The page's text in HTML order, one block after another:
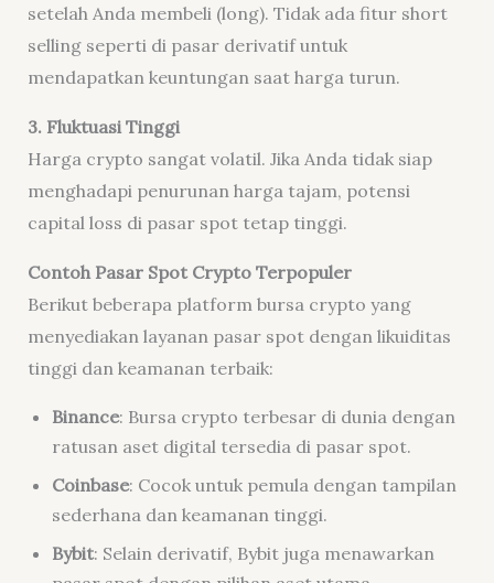
setelah Anda membeli (long). Tidak ada fitur short
selling seperti di pasar derivatif untuk
mendapatkan keuntungan saat harga turun.
3. Fluktuasi Tinggi
Harga crypto sangat volatil. Jika Anda tidak siap
menghadapi penurunan harga tajam, potensi
capital loss di pasar spot tetap tinggi.
Contoh Pasar Spot Crypto Terpopuler
Berikut beberapa platform bursa crypto yang
menyediakan layanan pasar spot dengan likuiditas
tinggi dan keamanan terbaik:
Binance: Bursa crypto terbesar di dunia dengan
ratusan aset digital tersedia di pasar spot.
Coinbase: Cocok untuk pemula dengan tampilan
sederhana dan keamanan tinggi.
Bybit: Selain derivatif, Bybit juga menawarkan